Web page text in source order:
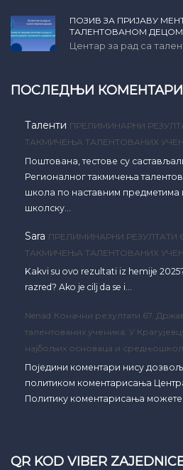
ПОЗИВ ЗА ПРИЈАВУ
ТАЛЕНТОВАНОМ ДЕЦОМ
Центар за рад са
ПОСЛЕДЊИ КОМЕНТАРИ
Таленти ПРЕЛИМИНАРНИ
ТАКМИЧЕЊА ТАЛЕНТОВАНИХ
Поштована, тестове су
Регионалног такмичења
школа по наставним предметима
школску…
Sara ПРЕЛИМИНАРНИ РЕЗУЛТАТИ
ТАКМИЧЕЊА ТАЛЕНТОВАНИХ
Kakvi su ovo rezultati iz hemije
razred? Ako je cilj da se i…
Nenad Коначни резултати 67.
талентованих ученика: У
најбољих основаца и
Поједини коментари нису
политиком коментарисања
Политику коментарисања можете
QR KOD VIBER